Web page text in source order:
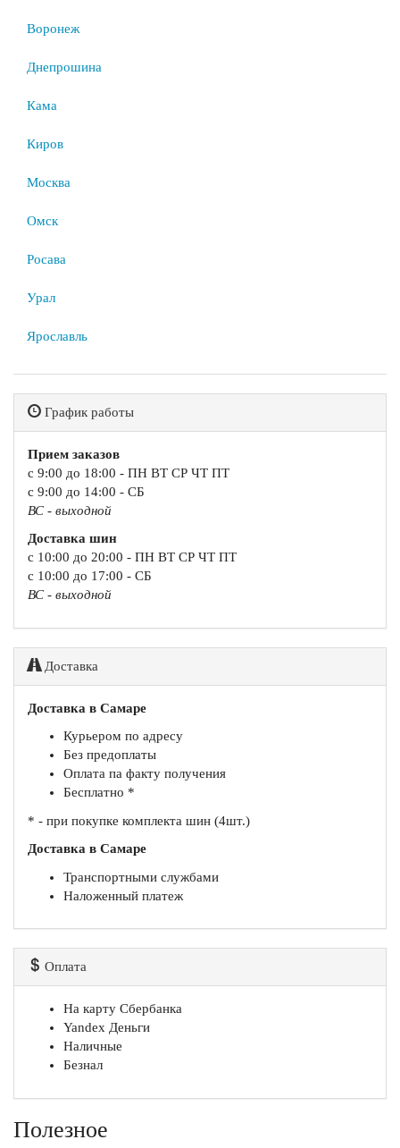
Воронеж
Днепрошина
Кама
Киров
Москва
Омск
Росава
Урал
Ярославль
График работы
Прием заказов
с 9:00 до 18:00 - ПН ВТ СР ЧТ ПТ
с 9:00 до 14:00 - СБ
ВС - выходной
Доставка шин
с 10:00 до 20:00 - ПН ВТ СР ЧТ ПТ
с 10:00 до 17:00 - СБ
ВС - выходной
Доставка
Доставка в Самаре
Курьером по адресу
Без предоплаты
Оплата па факту получения
Бесплатно *
* - при покупке комплекта шин (4шт.)
Доставка в Самаре
Транспортными службами
Наложенный платеж
Оплата
На карту Сбербанка
Yandex Деньги
Наличные
Безнал
Полезное